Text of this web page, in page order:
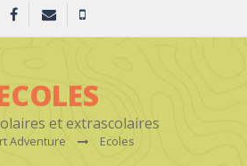
et extrascolaires
Adventure Ecoles